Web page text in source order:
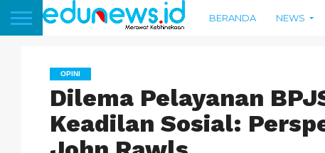
BERANDA NEWS
OPINI
Dilema Pelayanan
Keadilan Sosial: